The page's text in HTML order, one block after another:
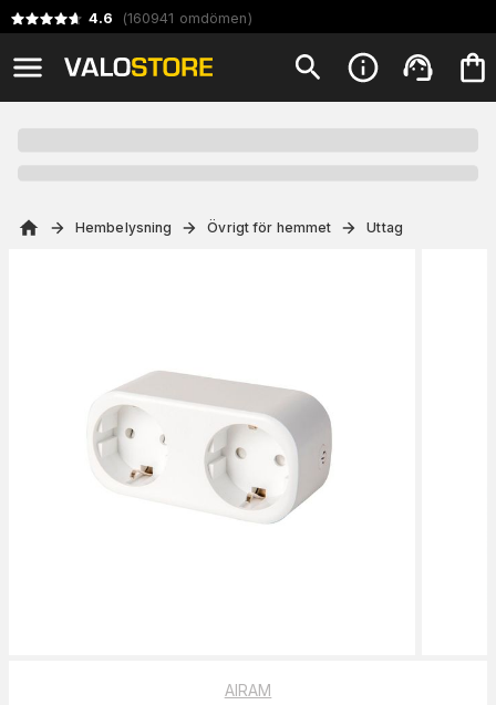
4.6 (160941 omdömen)
Hembelysning Övrigt för hemmet Uttag
AIRAM